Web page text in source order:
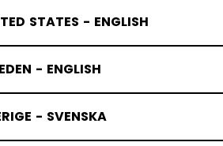
STATES - ENGLISH
- ENGLISH
- SVENSKA